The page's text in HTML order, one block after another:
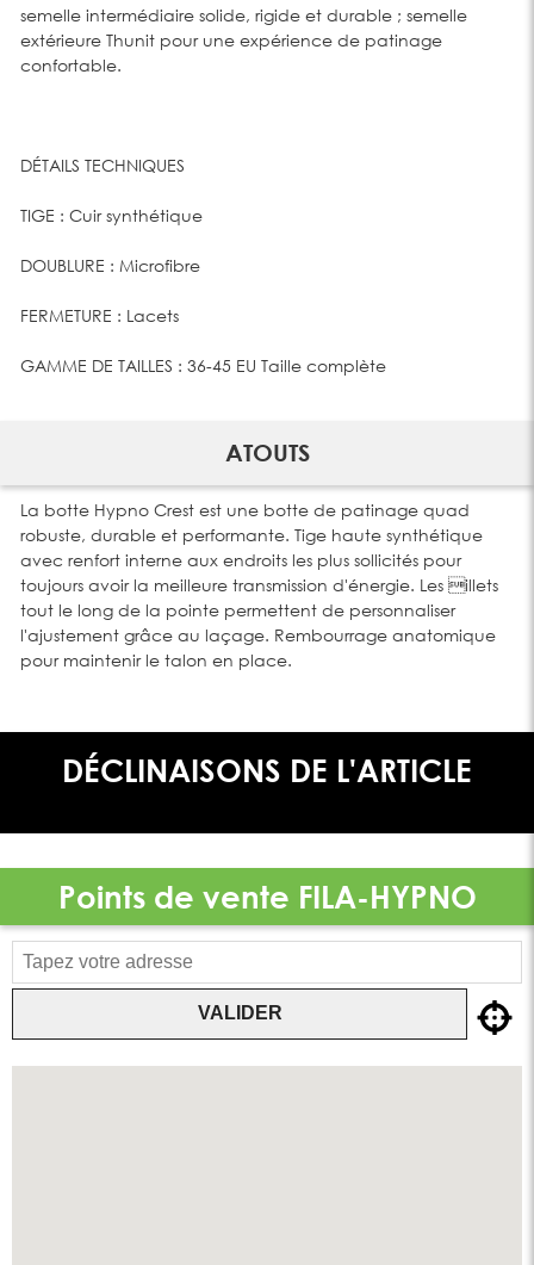
semelle intermédiaire solide, rigide et durable ; semelle
extérieure Thunit pour une expérience de patinage
confortable.
DÉTAILS TECHNIQUES
TIGE : Cuir synthétique
DOUBLURE : Microfibre
FERMETURE : Lacets
GAMME DE TAILLES : 36-45 EU Taille complète
ATOUTS
La botte Hypno Crest est une botte de patinage quad
robuste, durable et performante. Tige haute synthétique
avec renfort interne aux endroits les plus sollicités pour
toujours avoir la meilleure transmission d'énergie. Les illets
tout le long de la pointe permettent de personnaliser
l'ajustement grâce au laçage. Rembourrage anatomique
pour maintenir le talon en place.
DÉCLINAISONS DE L'ARTICLE
Points de vente FILA-HYPNO
VALIDER